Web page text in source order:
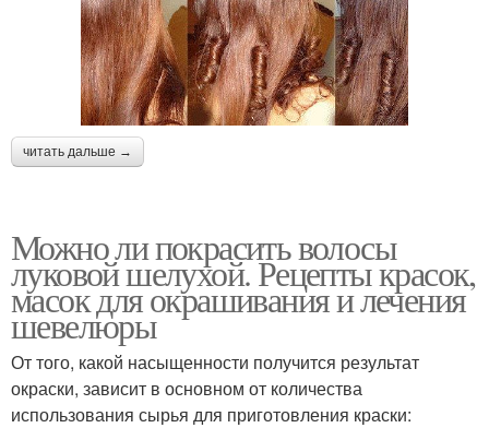
читать дальше →
Можно ли покрасить волосы
луковой шелухой. Рецепты красок,
масок для окрашивания и лечения
шевелюры
От того, какой насыщенности получится результат
окраски, зависит в основном от количества
использования сырья для приготовления краски: